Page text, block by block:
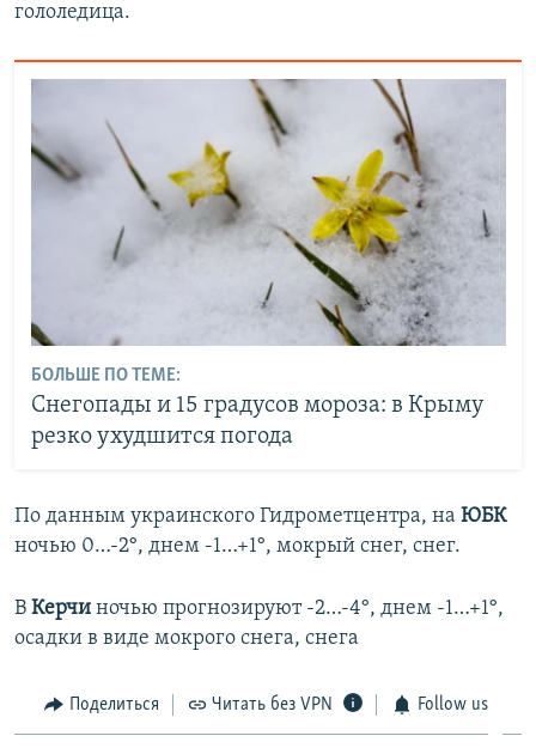
гололедица.
БОЛЬШЕ ПО ТЕМЕ:
Снегопады и 15 градусов мороза: в Крыму
резко ухудшится погода
По данным украинского Гидрометцентра, на ЮБК
ночью 0…-2°, днем -1…+1°, мокрый снег, снег.
В Керчи ночью прогнозируют -2…-4°, днем -1…+1°,
осадки в виде мокрого снега, снега
Поделиться Читать без VPN Follow us